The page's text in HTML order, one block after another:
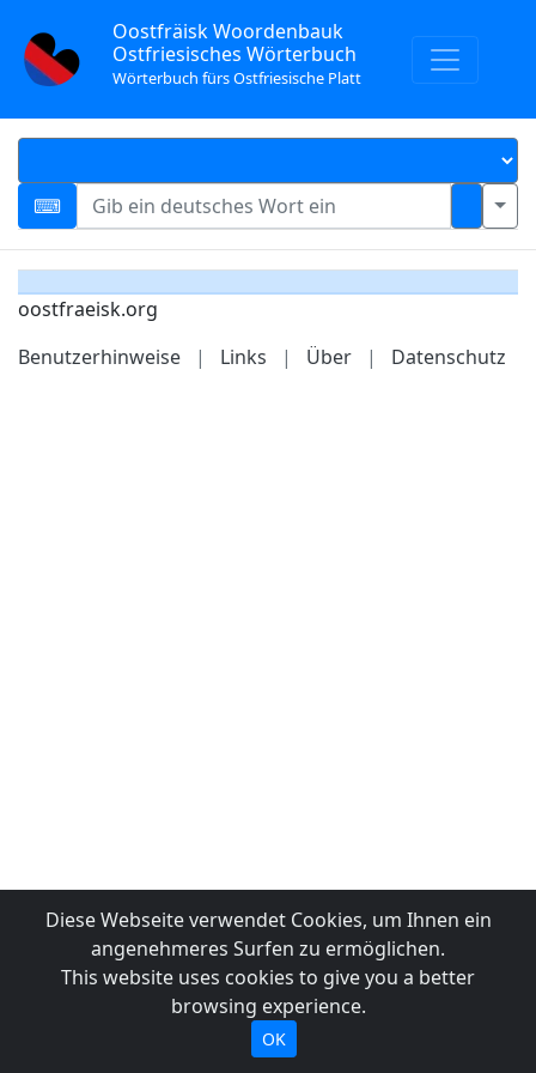
Oostfräisk Woordenbauk
Ostfriesisches Wörterbuch
Wörterbuch fürs Ostfriesische Platt
oostfraeisk.org
Benutzerhinweise
| Links | Über | Datenschutz
Diese Webseite verwendet Cookies, um Ihnen ein
angenehmeres Surfen zu ermöglichen.
This website uses cookies to give you a better
browsing experience.
OK